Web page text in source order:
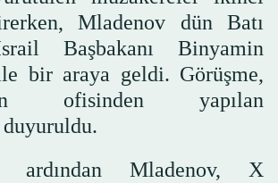
Mladenov dün Batı
Başbakanı Binyamin
bir araya geldi. Görüşme,
ofisinden yapılan
ardından Mladenov, X